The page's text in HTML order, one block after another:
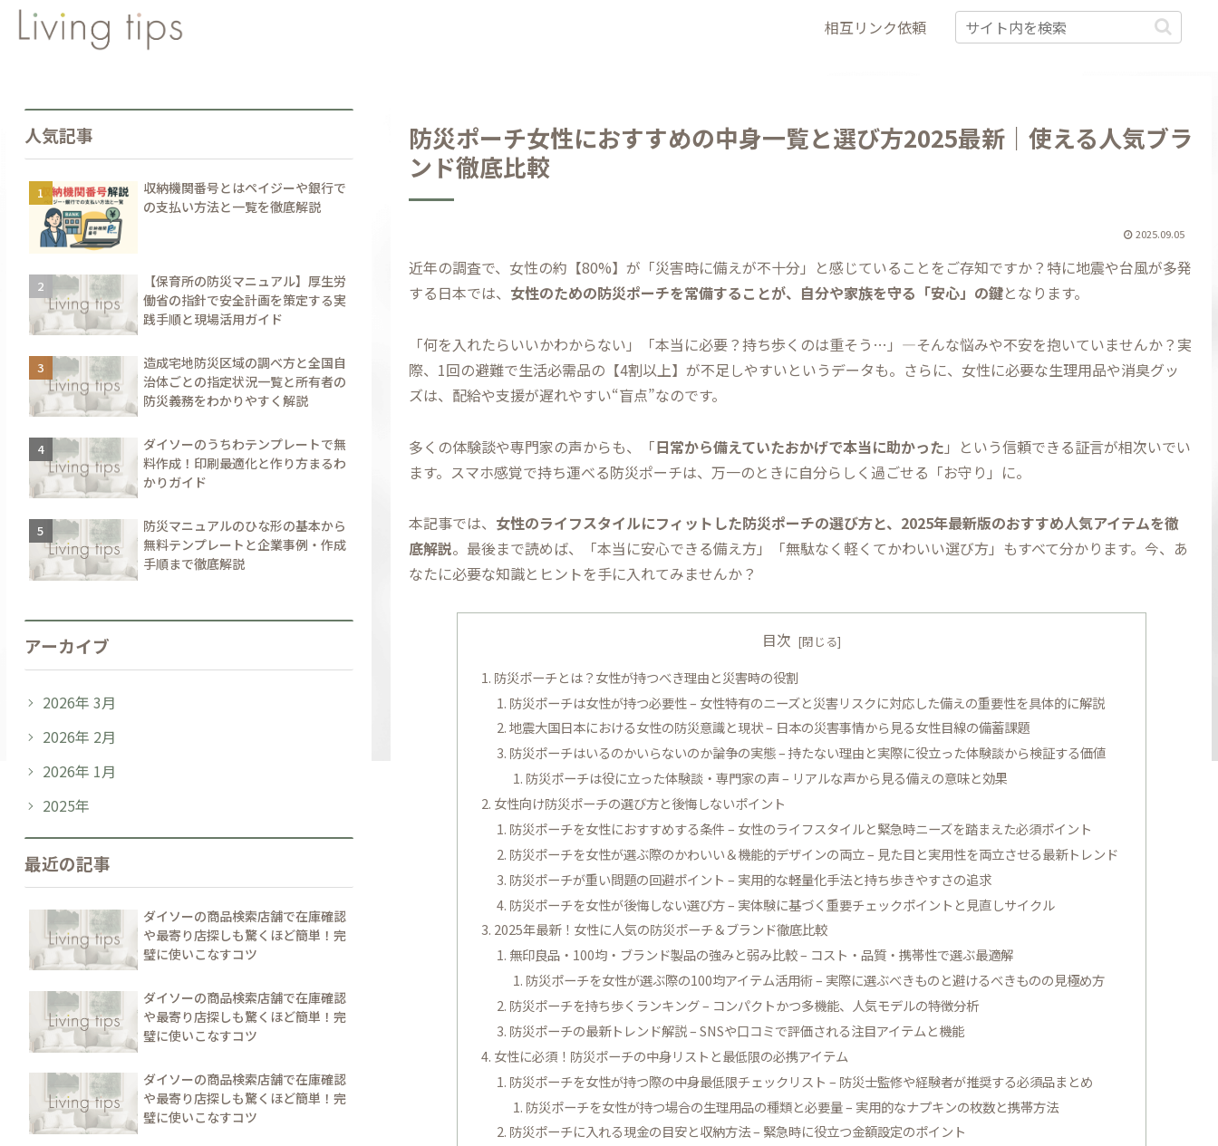
相互リンク依頼
防災ポーチ女性におすすめの中身一覧と選び方2025最新｜使える人気ブラ
ンド徹底比較
2025.09.05
近年の調査で、女性の約【80%】が「災害時に備えが不十分」と感じていることをご存知ですか？特に地震や台風が多発
する日本では、 女性のための防災ポーチを常備することが、自分や家族を守る「安心」の鍵となります。
「何を入れたらいいかわからない」「本当に必要？持ち歩くのは重そう…」―そんな悩みや不安を抱いていませんか？実
際、1回の避難で生活必需品の【4割以上】が不足しやすいというデータも。さらに、女性に必要な生理用品や消臭グッ
ズは、配給や支援が遅れやすい“盲点”なのです。
多くの体験談や専門家の声からも、「日常から備えていたおかげで本当に助かった 」という信頼できる証言が相次いでい
ます。スマホ感覚で持ち運べる防災ポーチは、万一のときに自分らしく過ごせる「お守り」に。
本記事では、 女性のライフスタイルにフィットした防災ポーチの選び方と、2025年最新版のおすすめ人気アイテムを徹
底解説。最後まで読めば、「本当に安心できる備え方」「無駄なく軽くてかわいい選び方」もすべて分かります。今、あ
なたに必要な知識とヒントを手に入れてみませんか？
目次
防災ポーチとは？女性が持つべき理由と災害時の役割
防災ポーチは女性が持つ必要性 – 女性特有のニーズと災害リスクに対応した備えの重要性を具体的に解説
地震大国日本における女性の防災意識と現状 – 日本の災害事情から見る女性目線の備蓄課題
防災ポーチはいるのかいらないのか論争の実態 – 持たない理由と実際に役立った体験談から検証する価値
防災ポーチは役に立った体験談・専門家の声 – リアルな声から見る備えの意味と効果
女性向け防災ポーチの選び方と後悔しないポイント
防災ポーチを女性におすすめする条件 – 女性のライフスタイルと緊急時ニーズを踏まえた必須ポイント
防災ポーチを女性が選ぶ際のかわいい＆機能的デザインの両立 – 見た目と実用性を両立させる最新トレンド
防災ポーチが重い問題の回避ポイント – 実用的な軽量化手法と持ち歩きやすさの追求
防災ポーチを女性が後悔しない選び方 – 実体験に基づく重要チェックポイントと見直しサイクル
2025年最新！女性に人気の防災ポーチ＆ブランド徹底比較
無印良品・100均・ブランド製品の強みと弱み比較 – コスト・品質・携帯性で選ぶ最適解
防災ポーチを女性が選ぶ際の100均アイテム活用術 – 実際に選ぶべきものと避けるべきものの見極め方
防災ポーチを持ち歩くランキング – コンパクトかつ多機能、人気モデルの特徴分析
防災ポーチの最新トレンド解説 – SNSや口コミで評価される注目アイテムと機能
女性に必須！防災ポーチの中身リストと最低限の必携アイテム
防災ポーチを女性が持つ際の中身最低限チェックリスト – 防災士監修や経験者が推奨する必須品まとめ
防災ポーチを女性が持つ場合の生理用品の種類と必要量 – 実用的なナプキンの枚数と携帯方法
防災ポーチに入れる現金の目安と収納方法 – 緊急時に役立つ金額設定のポイント
人気記事
収納機関番号とはペイジーや銀行で
の支払い方法と一覧を徹底解説
【保育所の防災マニュアル】厚生労
働省の指針で安全計画を策定する実
践手順と現場活用ガイド
造成宅地防災区域の調べ方と全国自
治体ごとの指定状況一覧と所有者の
防災義務をわかりやすく解説
ダイソーのうちわテンプレートで無
料作成！印刷最適化と作り方まるわ
かりガイド
防災マニュアルのひな形の基本から
無料テンプレートと企業事例・作成
手順まで徹底解説
アーカイブ
2026年 3月
2026年 2月
2026年 1月
2025年
最近の記事
ダイソーの商品検索店舗で在庫確認
や最寄り店探しも驚くほど簡単！完
璧に使いこなすコツ
ダイソーの商品検索店舗で在庫確認
や最寄り店探しも驚くほど簡単！完
璧に使いこなすコツ
ダイソーの商品検索店舗で在庫確認
や最寄り店探しも驚くほど簡単！完
璧に使いこなすコツ